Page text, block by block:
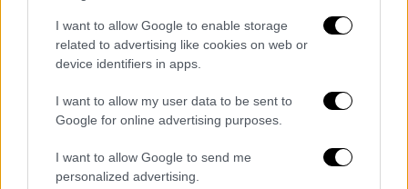
I want to allow Google to enable storage
related to advertising like cookies on web or
device identifiers in apps.
I want to allow my user data to be sent to
Google for online advertising purposes.
I want to allow Google to send me
personalized advertising.
ΠΟΛΙΤΙΚΗ 09.07.2019 16:50
Ο Φώτης Νασιάκος που εξάρθρωσε τη 17Ν
Ο Φώτης Νασιάκος που εξάρθρωσε τη 17Ν
άτυπος σύμβουλος του Χρυσοχοΐδη
Κατά την σύσκεψη συμμετείχαν